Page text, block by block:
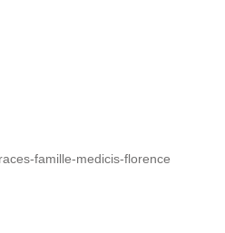
famille-medicis-florence